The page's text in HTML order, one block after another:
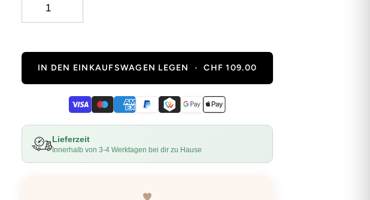
IN DEN EINKAUFSWAGEN LEGEN • CHF 109.00
Lieferzeit
Innerhalb von 3-4 Werktagen bei dir zu Hause